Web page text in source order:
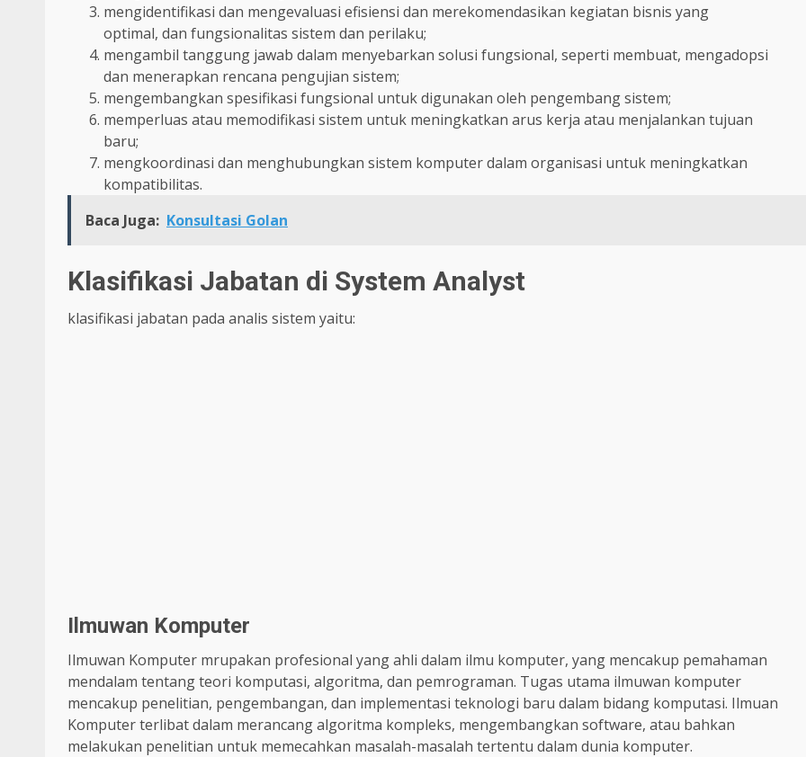
mengidentifikasi dan mengevaluasi efisiensi dan merekomendasikan kegiatan bisnis yang
optimal, dan fungsionalitas sistem dan perilaku;
mengambil tanggung jawab dalam menyebarkan solusi fungsional, seperti membuat, mengadopsi
dan menerapkan rencana pengujian sistem;
mengembangkan spesifikasi fungsional untuk digunakan oleh pengembang sistem;
memperluas atau memodifikasi sistem untuk meningkatkan arus kerja atau menjalankan tujuan
baru;
mengkoordinasi dan menghubungkan sistem komputer dalam organisasi untuk meningkatkan
kompatibilitas.
Baca Juga: Konsultasi Golan
Klasifikasi Jabatan di System Analyst
klasifikasi jabatan pada analis sistem yaitu:
Ilmuwan Komputer
Ilmuwan Komputer mrupakan profesional yang ahli dalam ilmu komputer, yang mencakup pemahaman
mendalam tentang teori komputasi, algoritma, dan pemrograman. Tugas utama ilmuwan komputer
mencakup penelitian, pengembangan, dan implementasi teknologi baru dalam bidang komputasi. Ilmuan
Komputer terlibat dalam merancang algoritma kompleks, mengembangkan software, atau bahkan
melakukan penelitian untuk memecahkan masalah-masalah tertentu dalam dunia komputer.